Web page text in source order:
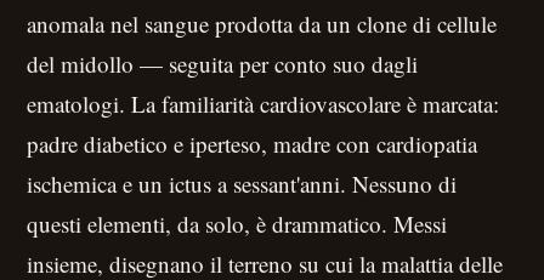
anomala nel sangue prodotta da un clone di cellule
del midollo — seguita per conto suo dagli
ematologi. La familiarità cardiovascolare è marcata:
padre diabetico e iperteso, madre con cardiopatia
ischemica e un ictus a sessant'anni. Nessuno di
questi elementi, da solo, è drammatico. Messi
insieme, disegnano il terreno su cui la malattia delle